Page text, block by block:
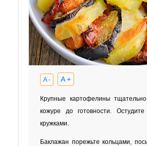
A - A +
Крупные картофелины
кожуре до готовности.
кружками.
Баклажан порежьте кольцами,